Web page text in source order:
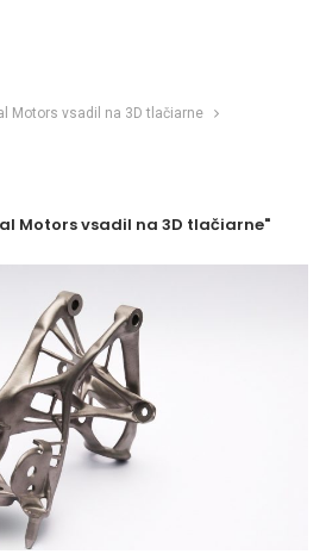
Motors vsadil na 3D tlačiarne
Motors vsadil na 3D tlačiarne"